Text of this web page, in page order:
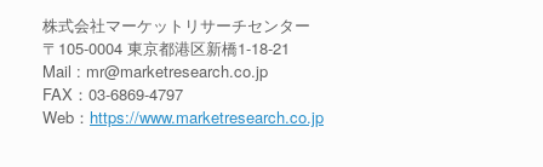
株式会社マーケットリサーチセンター
〒105-0004 東京都港区新橋1-18-21
Mail : mr@marketresearch.co.jp
FAX：03-6869-4797
Web： https://www.marketresearch.co.jp